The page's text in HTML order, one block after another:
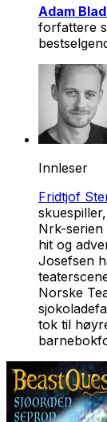
Adam
forfattere
Innleser
Fridtjof
Nrk-serien
hit og
Josefsen
Norske
tok til